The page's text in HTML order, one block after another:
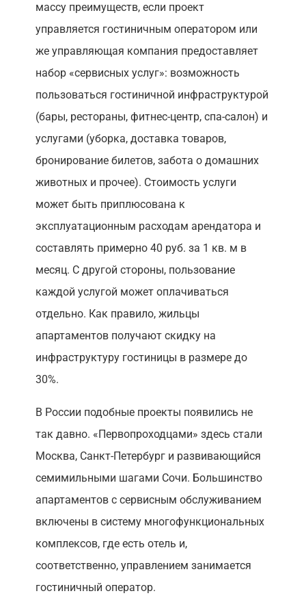
массу преимуществ, если проект
управляется гостиничным оператором или
же управляющая компания предоставляет
набор «сервисных услуг»: возможность
пользоваться гостиничной инфраструктурой
(бары, рестораны, фитнес-центр, спа-салон) и
услугами (уборка, доставка товаров,
бронирование билетов, забота о домашних
животных и прочее). Стоимость услуги
может быть приплюсована к
эксплуатационным расходам арендатора и
составлять примерно 40 руб. за 1 кв. м в
месяц. С другой стороны, пользование
каждой услугой может оплачиваться
отдельно. Как правило, жильцы
апартаментов получают скидку на
инфраструктуру гостиницы в размере до
30%.
В России подобные проекты появились не
так давно. «Первопроходцами» здесь стали
Москва, Санкт-Петербург и развивающийся
семимильными шагами Сочи. Большинство
апартаментов с сервисным обслуживанием
включены в систему многофункциональных
комплексов, где есть отель и,
соответственно, управлением занимается
гостиничный оператор.